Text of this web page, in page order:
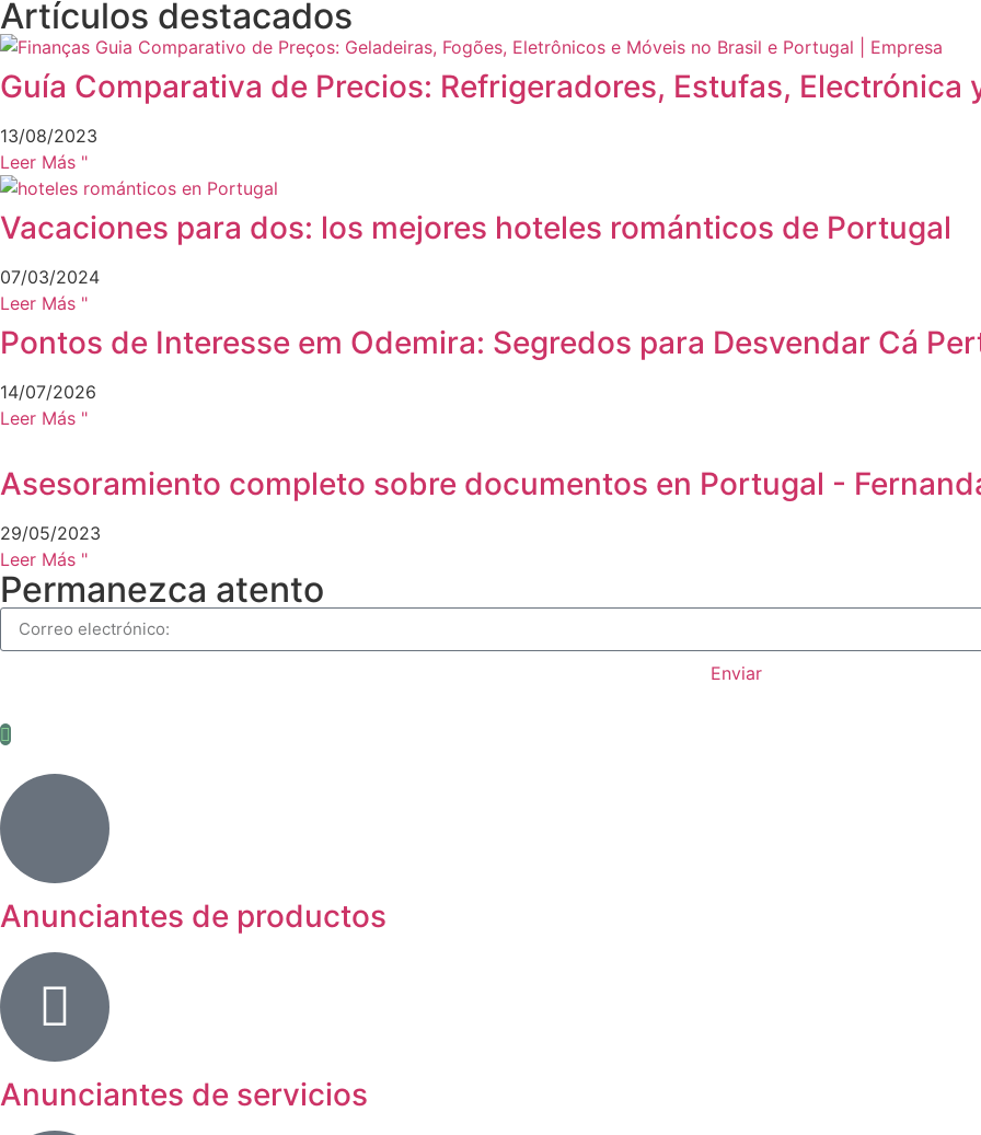
Artículos destacados
Guía Comparativa de Precios: Refrigeradores, Estufas, Electrónica
13/08/2023
Leer Más "
Vacaciones para dos: los mejores hoteles románticos de Portugal
07/03/2024
Leer Más "
Pontos de Interesse em Odemira: Segredos para Desvendar Cá
14/07/2026
Leer Más "
Asesoramiento completo sobre documentos en Portugal -
29/05/2023
Leer Más "
Permanezca atento
Enviar
Anunciantes de productos
Anunciantes de servicios